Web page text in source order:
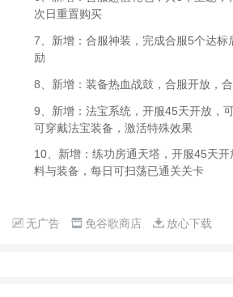
次日重置购买
7、新增：合服神装，完成合服5个达标
励
8、新增：装备热血战鼓，合服开放，
9、新增：法宝系统，开服45天开放，
可穿戴法宝装备，激活特殊效果
10、新增：练功房通天塔，开服45天
料与装备，每日可扫荡已通关关卡
无广告 免谷歌商店 放心下载